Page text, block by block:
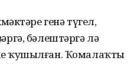
генә түгел,
бәлештәргә лә
ҡушылған. Ҡомалаҡты